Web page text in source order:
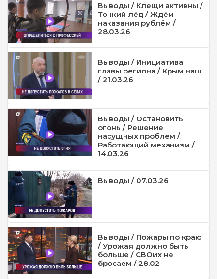
Выводы / Клещи активны /
Тонкий лёд / Ждём
наказания рублём /
28.03.26
Выводы / Инициатива
главы региона / Крым наш
/ 21.03.26
Выводы / Остановить
огонь / Решение
насущных проблем /
Работающий механизм /
14.03.26
Выводы / 07.03.26
Выводы / Пожары по краю
/ Урожая должно быть
больше / СВОих не
бросаем / 28.02